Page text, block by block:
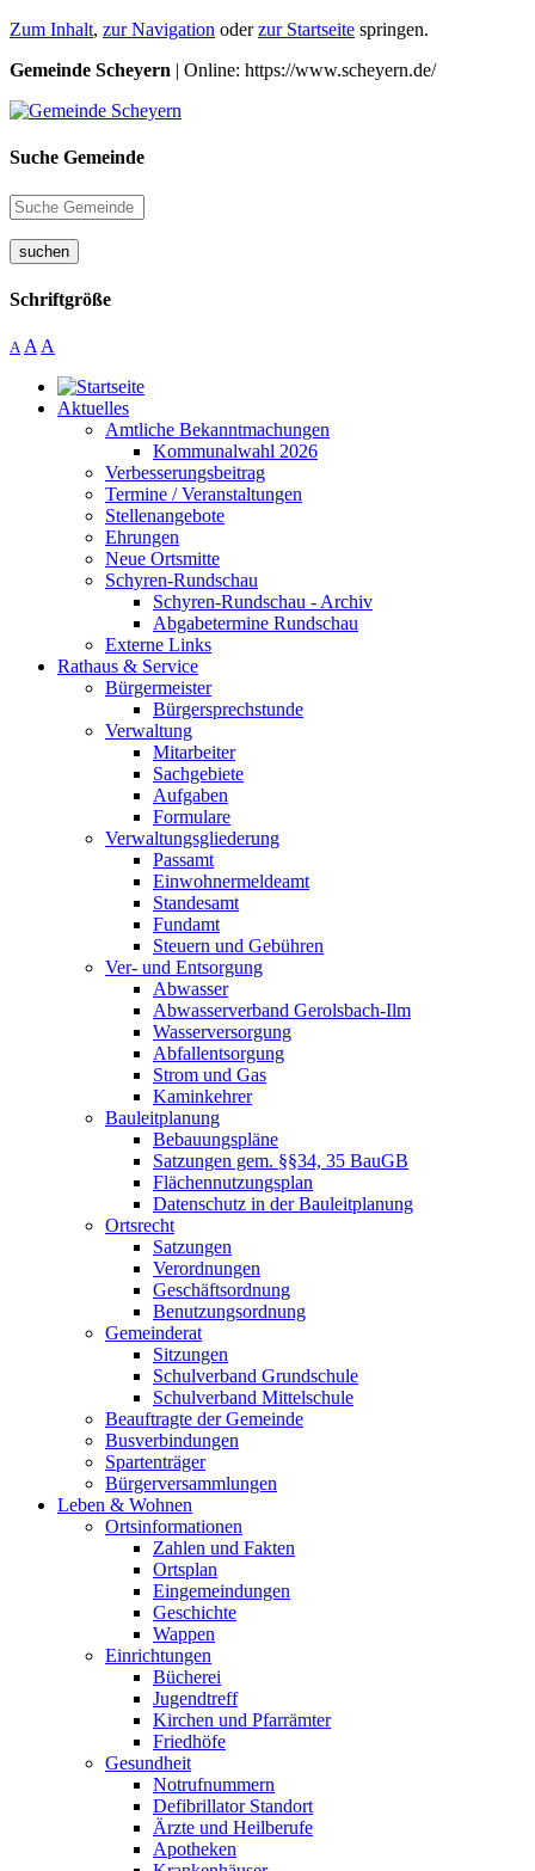
Zum Inhalt, zur Navigation oderzur Startseite springen.
Gemeinde Scheyern | Online: https://www.scheyern.de/
Suche Gemeinde
suchen
Schriftgröße
A A A
Aktuelles
Amtliche Bekanntmachungen
Kommunalwahl 2026
Verbesserungsbeitrag
Termine / Veranstaltungen
Stellenangebote
Ehrungen
Neue Ortsmitte
Schyren-Rundschau
Schyren-Rundschau - Archiv
Abgabetermine Rundschau
Externe Links
Rathaus & Service
Bürgermeister
Bürgersprechstunde
Verwaltung
Mitarbeiter
Sachgebiete
Aufgaben
Formulare
Verwaltungsgliederung
Passamt
Einwohnermeldeamt
Standesamt
Fundamt
Steuern und Gebühren
Ver- und Entsorgung
Abwasser
Abwasserverband Gerolsbach-Ilm
Wasserversorgung
Abfallentsorgung
Strom und Gas
Kaminkehrer
Bauleitplanung
Bebauungspläne
Satzungen gem. §§34, 35 BauGB
Flächennutzungsplan
Datenschutz in der Bauleitplanung
Ortsrecht
Satzungen
Verordnungen
Geschäftsordnung
Benutzungsordnung
Gemeinderat
Sitzungen
Schulverband Grundschule
Schulverband Mittelschule
Beauftragte der Gemeinde
Busverbindungen
Spartenträger
Bürgerversammlungen
Leben & Wohnen
Ortsinformationen
Zahlen und Fakten
Ortsplan
Eingemeindungen
Geschichte
Wappen
Einrichtungen
Bücherei
Jugendtreff
Kirchen und Pfarrämter
Friedhöfe
Gesundheit
Notrufnummern
Defibrillator Standort
Ärzte und Heilberufe
Apotheken